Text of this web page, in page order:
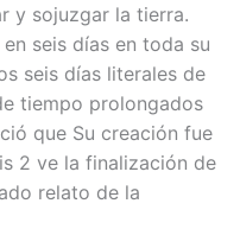
y sojuzgar la tierra.
seis días en toda su
seis días literales de
tiempo prolongados
que Su creación fue
2 ve la finalización de
relato de la